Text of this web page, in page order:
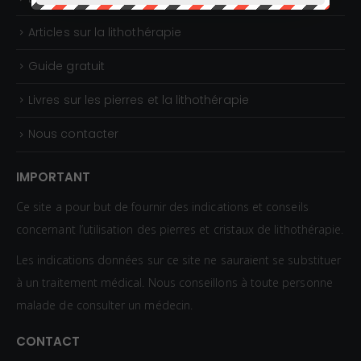
Articles sur la lithothérapie
Guide gratuit
Livres sur les pierres et la lithothérapie
Nous contacter
IMPORTANT
Ce site a pour but de fournir des indications et conseils
concernant l’utilisation des pierres et cristaux de lithothérapie.
Les indications données sur ce site ne sauraient se substituer
à un traitement médical. Nous conseillons à toute personne
malade de consulter un médecin.
CONTACT